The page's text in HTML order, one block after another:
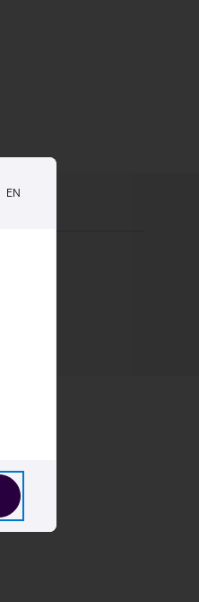
EN